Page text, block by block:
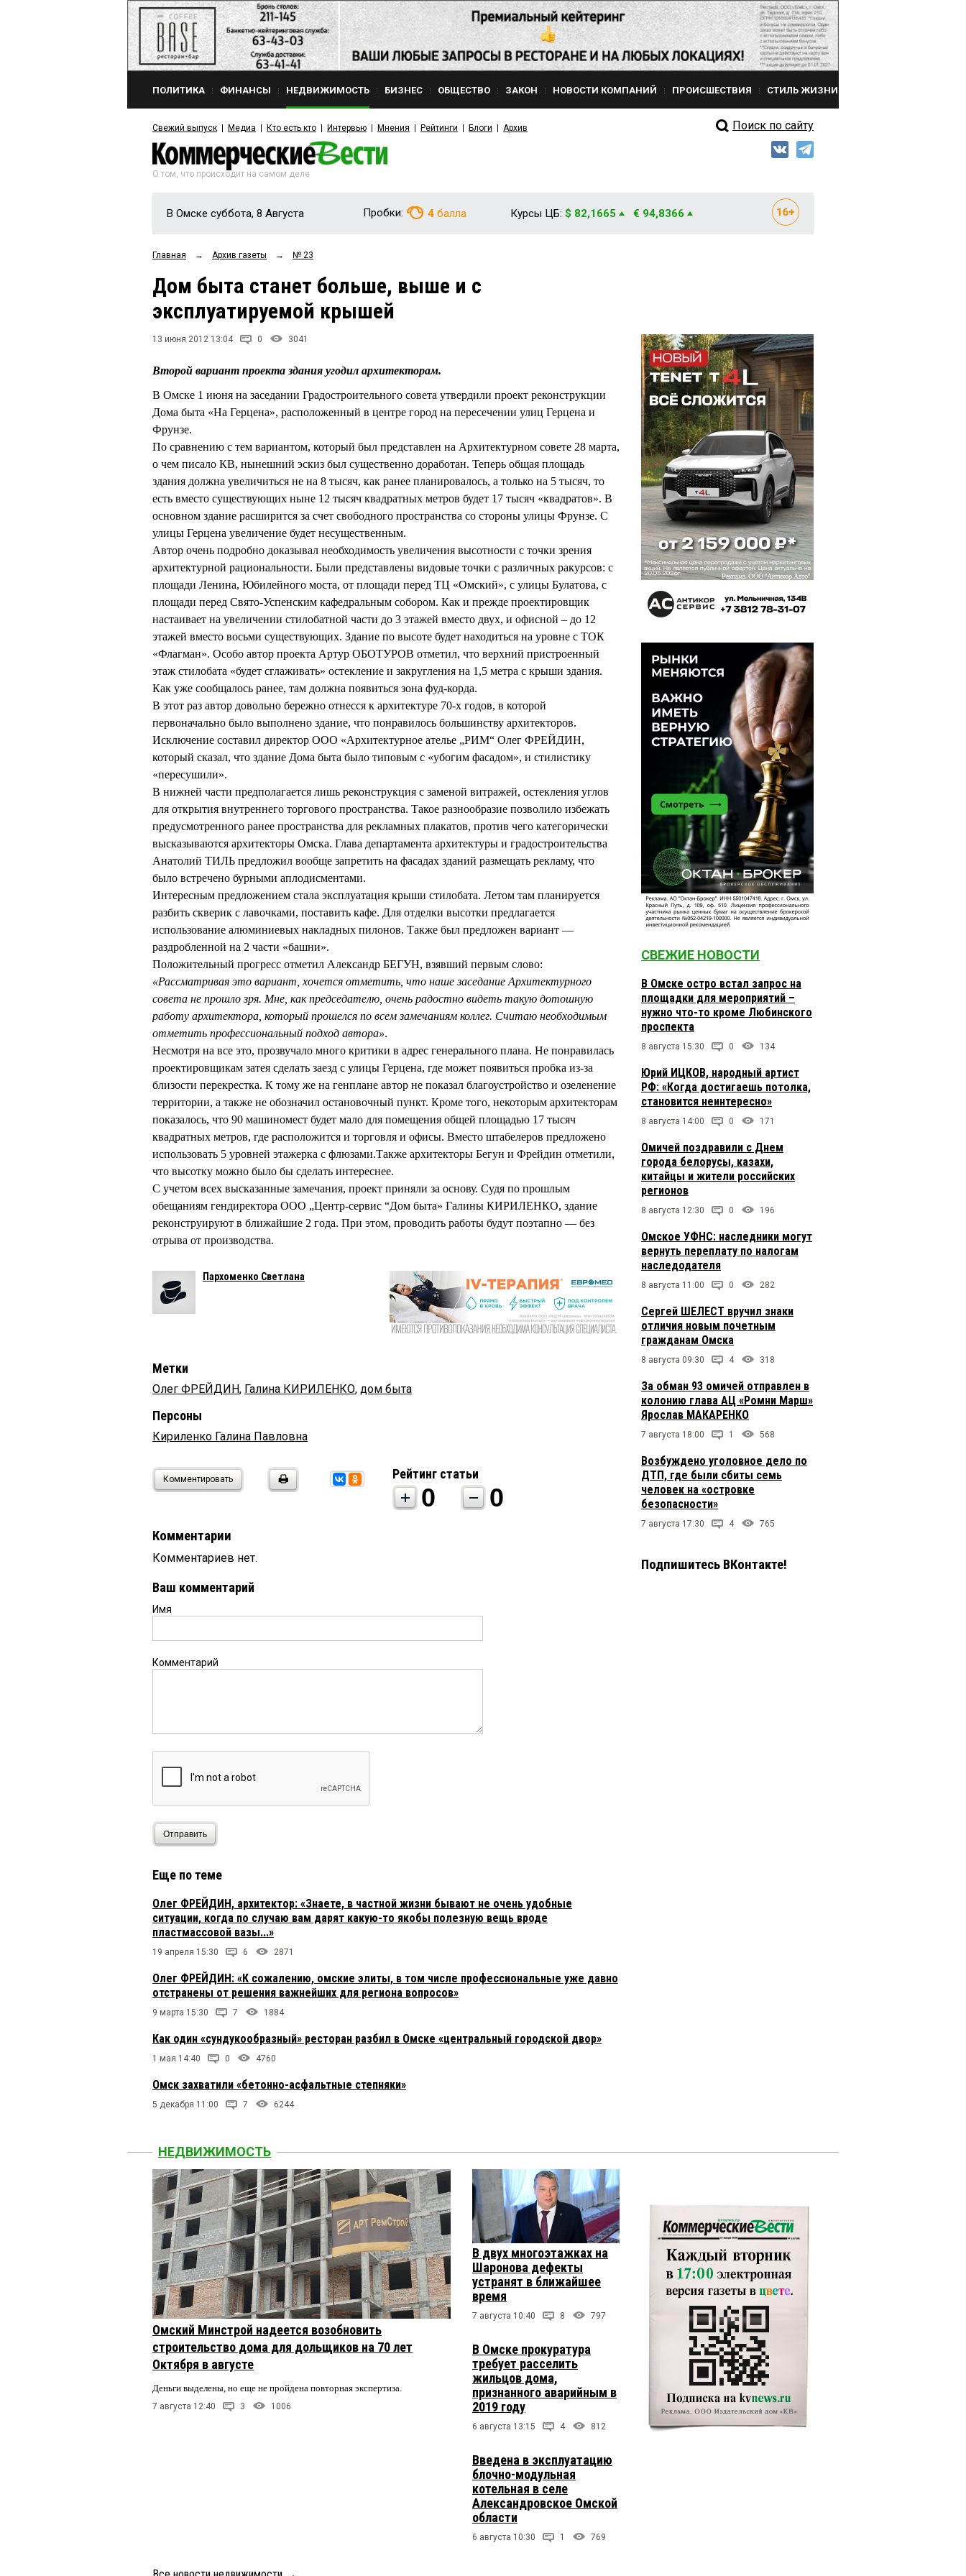
ПОЛИТИКА ФИНАНСЫ НЕДВИЖИМОСТЬ БИЗНЕС ОБЩЕСТВО ЗАКОН НОВОСТИ КОМПАНИЙ ПРОИСШЕСТВИЯ СТИЛЬ ЖИЗНИ
Свежий выпуск Медиа Кто есть кто Интервью Мнения Рейтинги Блоги Архив Поиск по сайту
О том, что происходит на самом деле
В Омске суббота, 8 Августа Пробки: 4 балла Курсы ЦБ: $ 82,1665 € 94,8366
Главная → Архив газеты → № 23
Дом быта станет больше, выше и с
эксплуатируемой крышей
13 июня 2012 13:04 0 3041
Второй вариант проекта здания угодил архитекторам.
В Омске 1 июня на заседании Градостроительного совета утвердили проект реконструкции
Дома быта «На Герцена», расположенный в центре город на пересечении улиц Герцена и
Фрунзе.
По сравнению с тем вариантом, который был представлен на Архитектурном совете 28 марта,
о чем писало КВ, нынешний эскиз был существенно доработан. Теперь общая площадь
здания должна увеличиться не на 8 тысяч, как ранее планировалось, а только на 5 тысяч, то
есть вместо существующих ныне 12 тысяч квадратных метров будет 17 тысяч «квадратов». В
основном здание расширится за счет свободного пространства со стороны улицы Фрунзе. С
улицы Герцена увеличение будет несущественным.
Автор очень подробно доказывал необходимость увеличения высотности с точки зрения
архитектурной рациональности. Были представлены видовые точки с различных ракурсов: с
площади Ленина, Юбилейного моста, от площади перед ТЦ «Омский», с улицы Булатова, с
площади перед Свято-Успенским кафедральным собором. Как и прежде проектировщик
настаивает на увеличении стилобатной части до 3 этажей вместо двух, и офисной – до 12
этажей вместо восьми существующих. Здание по высоте будет находиться на уровне с ТОК
«Флагман». Особо автор проекта Артур ОБОТУРОВ отметил, что верхний пристроенный
этаж стилобата «будет сглаживать» остекление и закругления на 1,5 метра с крыши здания.
Как уже сообщалось ранее, там должна появиться зона фуд-корда.
В этот раз автор довольно бережно отнесся к архитектуре 70-х годов, в которой
первоначально было выполнено здание, что понравилось большинству архитекторов.
Исключение составил директор ООО «Архитектурное ателье „РИМ“ Олег ФРЕЙДИН,
который сказал, что здание Дома быта было типовым с «убогим фасадом», и стилистику
«пересушили».
В нижней части предполагается лишь реконструкция с заменой витражей, остекления углов
для открытия внутреннего торгового пространства. Такое разнообразие позволило избежать
предусмотренного ранее пространства для рекламных плакатов, против чего категорически
высказываются архитекторы Омска. Глава департамента архитектуры и градостроительства
Анатолий ТИЛЬ предложил вообще запретить на фасадах зданий размещать рекламу, что
было встречено бурными аплодисментами.
Интересным предложением стала эксплуатация крыши стилобата. Летом там планируется
разбить скверик с лавочками, поставить кафе. Для отделки высотки предлагается
использование алюминиевых накладных пилонов. Также был предложен вариант —
раздробленной на 2 части «башни».
Положительный прогресс отметил Александр БЕГУН, взявший первым слово:
«Рассматривая это вариант, хочется отметить, что наше заседание Архитектурного
совета не прошло зря. Мне, как председателю, очень радостно видеть такую дотошную
работу архитектора, который прошелся по всем замечаниям коллег. Считаю необходимым
отметить профессиональный подход автора».
Несмотря на все это, прозвучало много критики в адрес генерального плана. Не понравилась
проектировщикам затея сделать заезд с улицы Герцена, где может появиться пробка из-за
близости перекрестка. К тому же на генплане автор не показал благоустройство и озеленение
территории, а также не обозначил остановочный пункт. Кроме того, некоторым архитекторам
показалось, что 90 машиномест будет мало для помещения общей площадью 17 тысяч
квадратных метров, где расположится и торговля и офисы. Вместо штабелеров предложено
использовать 5 уровней этажерка с флюзами.Также архитекторы Бегун и Фрейдин отметили,
что высотку можно было бы сделать интереснее.
С учетом всех высказанные замечания, проект приняли за основу. Судя по прошлым
обещаниям гендиректора ООО „Центр-сервис “Дом быта» Галины КИРИЛЕНКО, здание
реконструируют в ближайшие 2 года. При этом, проводить работы будут поэтапно — без
отрыва от производства.
Пархоменко Светлана
Метки
Олег ФРЕЙДИН, Галина КИРИЛЕНКО, дом быта
Персоны
Кириленко Галина Павловна
Комментировать Рейтинг статьи
0 0
Комментарии
Комментариев нет.
Ваш комментарий
Имя
Комментарий
Отправить
Еще по теме
Олег ФРЕЙДИН, архитектор: «Знаете, в частной жизни бывают не очень удобные
ситуации, когда по случаю вам дарят какую-то якобы полезную вещь вроде
пластмассовой вазы...»
19 апреля 15:30 6 2871
Олег ФРЕЙДИН: «К сожалению, омские элиты, в том числе профессиональные уже давно
отстранены от решения важнейших для региона вопросов»
9 марта 15:30 7 1884
Как один «сундукообразный» ресторан разбил в Омске «центральный городской двор»
1 мая 14:40 0 4760
Омск захватили «бетонно-асфальтные степняки»
5 декабря 11:00 7 6244
СВЕЖИЕ НОВОСТИ
В Омске остро встал запрос на
площадки для мероприятий –
нужно что-то кроме Любинского
проспекта
8 августа 15:30 0 134
Юрий ИЦКОВ, народный артист
РФ: «Когда достигаешь потолка,
становится неинтересно»
8 августа 14:00 0 171
Омичей поздравили с Днем
города белорусы, казахи,
китайцы и жители российских
регионов
8 августа 12:30 0 196
Омское УФНС: наследники могут
вернуть переплату по налогам
наследодателя
8 августа 11:00 0 282
Сергей ШЕЛЕСТ вручил знаки
отличия новым почетным
гражданам Омска
8 августа 09:30 4 318
За обман 93 омичей отправлен в
колонию глава АЦ «Ромни Марш»
Ярослав МАКАРЕНКО
7 августа 18:00 1 568
Возбуждено уголовное дело по
ДТП, где были сбиты семь
человек на «островке
безопасности»
7 августа 17:30 4 765
Подпишитесь ВКонтакте!
НЕДВИЖИМОСТЬ
Омский Минстрой надеется возобновить
строительство дома для дольщиков на 70 лет
Октября в августе
Деньги выделены, но еще не пройдена повторная экспертиза.
7 августа 12:40 3 1006
В двух многоэтажках на
Шаронова дефекты
устранят в ближайшее
время
7 августа 10:40 8 797
В Омске прокуратура
требует расселить
жильцов дома,
признанного аварийным в
2019 году
6 августа 13:15 4 812
Введена в эксплуатацию
блочно-модульная
котельная в селе
Александровское Омской
области
6 августа 10:30 1 769